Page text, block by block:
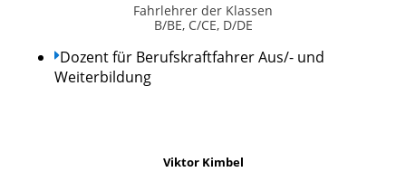
Fahrlehrer der Klassen
B/BE, C/CE, D/DE
Dozent für Berufskraftfahrer Aus/- und
Weiterbildung
Viktor Kimbel